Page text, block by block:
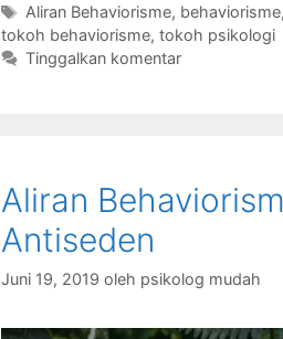
Tag
Aliran Behaviorisme, behaviorisme,
tokoh behaviorisme, tokoh psikologi
Tinggalkan komentar
Aliran
Antiseden
Juni 19, 2019 oleh psikolog mudah